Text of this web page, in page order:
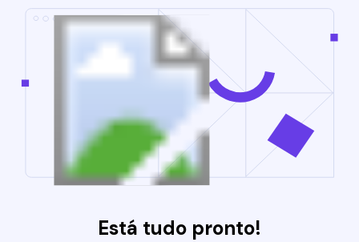
Está tudo pronto!